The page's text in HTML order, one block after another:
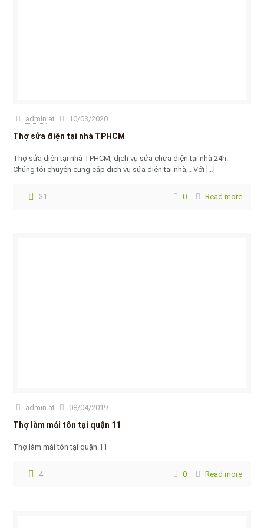
admin at 10/03/2020
Thợ sửa điện tại nhà TPHCM
Thợ sửa điện tại nhà TPHCM, dịch vụ sửa chữa điện tại nhà 24h.
Chúng tôi chuyên cung cấp dịch vụ sửa điện tại nhà,.. Với […]
31 0 Read more
admin at 08/04/2019
Thợ làm mái tôn tại quận 11
Thợ làm mái tôn tại quận 11
4 0 Read more